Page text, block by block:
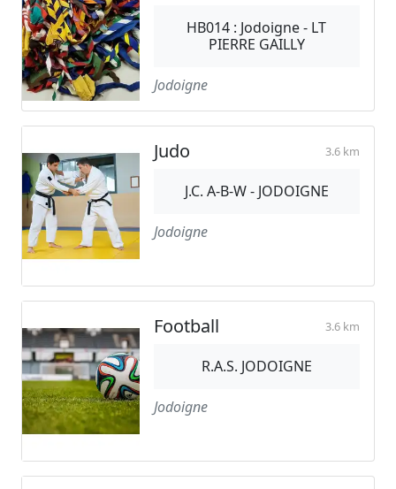
HB014 : Jodoigne - LT
PIERRE GAILLY
Jodoigne
Judo 3.6 km
J.C. A-B-W - JODOIGNE
Jodoigne
Football 3.6 km
R.A.S. JODOIGNE
Jodoigne